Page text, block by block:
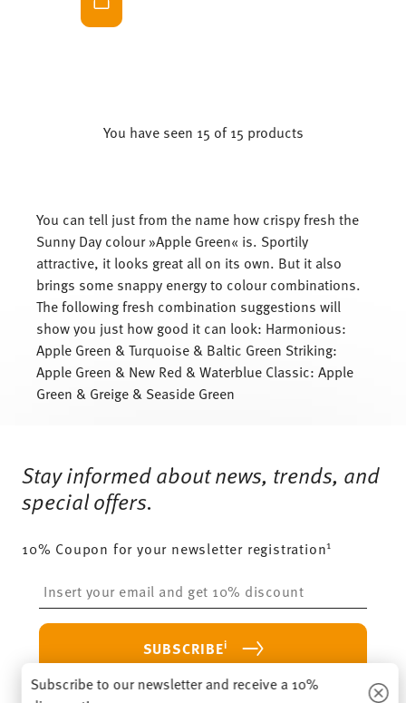
You have seen 15 of 15 products
You can tell just from the name how crispy fresh the
Sunny Day colour »Apple Green« is. Sportily
attractive, it looks great all on its own. But it also
brings some snappy energy to colour combinations.
The following fresh combination suggestions will
show you just how good it can look: Harmonious:
Apple Green & Turquoise & Baltic Green Striking:
Apple Green & New Red & Waterblue Classic: Apple
Green & Greige & Seaside Green
Stay informed about news, trends, and
special offers.
10% Coupon for your newsletter registration1
SUBSCRIBEi
Subscribe to our newsletter and receive a 10%